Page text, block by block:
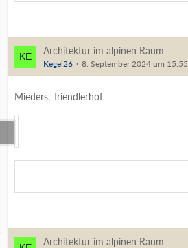
Architektur im alpinen Raum
Kegel26 8. September 2024 um 15:55
Mieders, Triendlerhof
Architektur im alpinen Raum